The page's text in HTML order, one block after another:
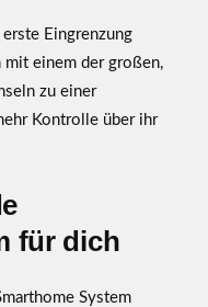
Eingrenzung
einem der großen,
zu einer
Kontrolle über ihr
für dich
System